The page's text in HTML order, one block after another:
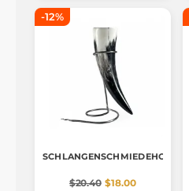
-12%
$20.40 $18.00